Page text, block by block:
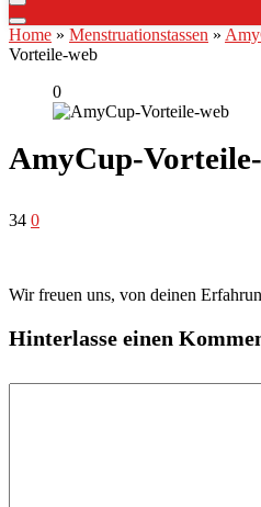
Home » Menstruationstassen »
Vorteile-web
0
AmyCup-
34 0
Wir freuen uns, von deinen
Hinterlasse einen